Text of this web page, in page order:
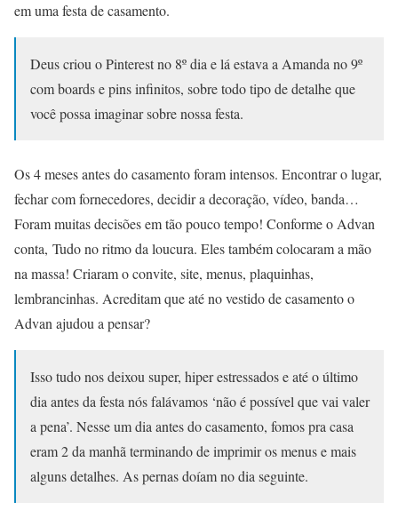
em uma festa de casamento.
Deus criou o Pinterest no 8º dia e lá estava a Amanda no 9º
com boards e pins infinitos, sobre todo tipo de detalhe que
você possa imaginar sobre nossa festa.
Os 4 meses antes do casamento foram intensos. Encontrar o lugar,
fechar com fornecedores, decidir a decoração, vídeo, banda…
Foram muitas decisões em tão pouco tempo! Conforme o Advan
conta, Tudo no ritmo da loucura. Eles também colocaram a mão
na massa! Criaram o convite, site, menus, plaquinhas,
lembrancinhas. Acreditam que até no vestido de casamento o
Advan ajudou a pensar?
Isso tudo nos deixou super, hiper estressados e até o último
dia antes da festa nós falávamos ‘não é possível que vai valer
a pena’. Nesse um dia antes do casamento, fomos pra casa
eram 2 da manhã terminando de imprimir os menus e mais
alguns detalhes. As pernas doíam no dia seguinte.